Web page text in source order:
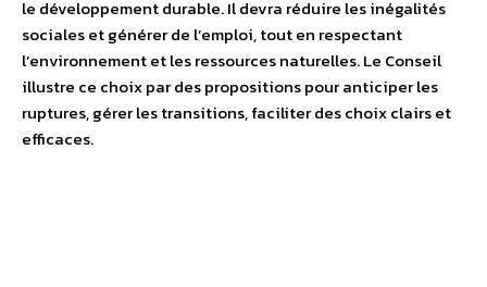
le développement durable. Il devra réduire les inégalités
sociales et générer de l’emploi, tout en respectant
l’environnement et les ressources naturelles. Le Conseil
illustre ce choix par des propositions pour anticiper les
ruptures, gérer les transitions, faciliter des choix clairs et
efficaces.